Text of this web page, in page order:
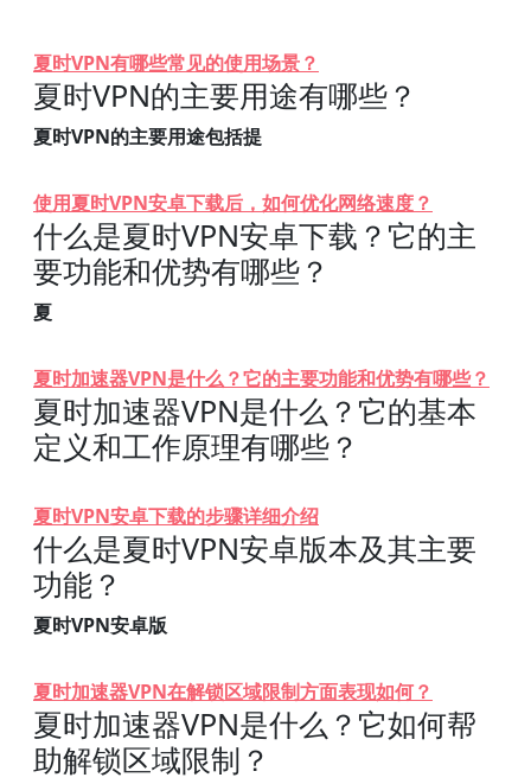
夏时VPN有哪些常见的使用场景？
夏时VPN的主要用途有哪些？
夏时VPN的主要用途包括提
使用夏时VPN安卓下载后，如何优化网络速度？
什么是夏时VPN安卓下载？它的主
要功能和优势有哪些？
夏
夏时加速器VPN是什么？它的主要功能和优势有哪些？
夏时加速器VPN是什么？它的基本
定义和工作原理有哪些？
夏时VPN安卓下载的步骤详细介绍
什么是夏时VPN安卓版本及其主要
功能？
夏时VPN安卓版
夏时加速器VPN在解锁区域限制方面表现如何？
夏时加速器VPN是什么？它如何帮
助解锁区域限制？